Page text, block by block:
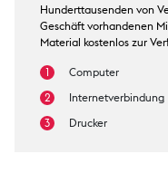
Hunderttausenden von
Geschäft vorhandenen
Material kostenlos zur
Computer
Internetverbindung
Drucker